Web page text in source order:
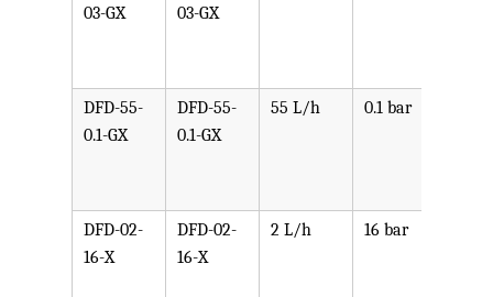
03-GX 03-GX
DFD-55-
0.1-GX
DFD-55-
0.1-GX
55 L/h 0.1 bar
DFD-02-
16-X
DFD-02-
16-X
2 L/h 16 bar